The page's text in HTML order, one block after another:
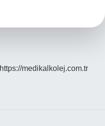
https://medikalkolej.com.tr